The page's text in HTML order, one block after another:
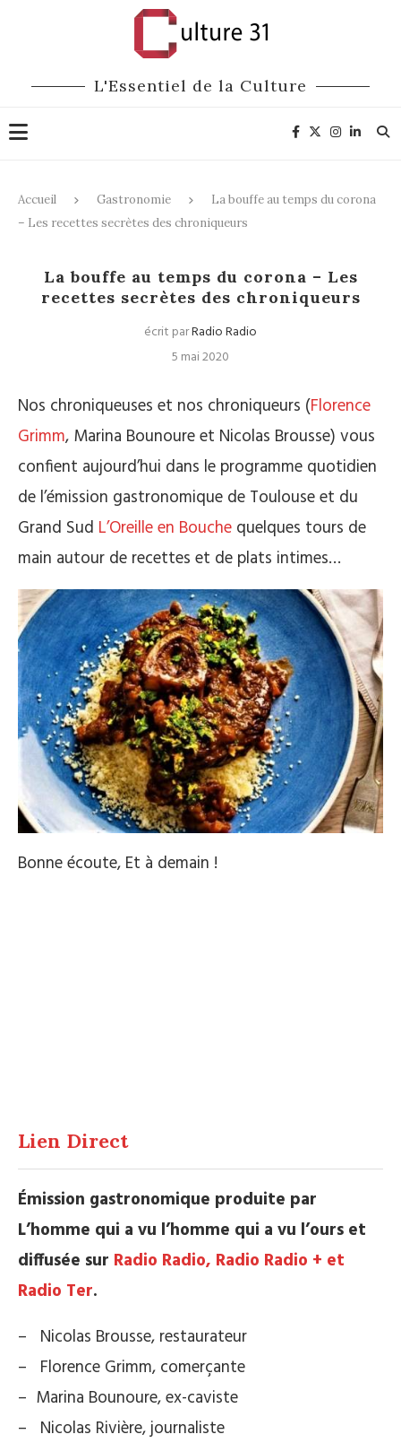
L'Essentiel de la Culture
Accueil Gastronomie
La bouffe au temps du corona
– Les recettes secrètes des chroniqueurs
La bouffe au temps du corona – Les
recettes secrètes des chroniqueurs
écrit parRadio Radio
5 mai 2020
Nos chroniqueuses et nos chroniqueurs (Florence
Grimm, Marina Bounoure et Nicolas Brousse) vous
confient aujourd’hui dans le programme quotidien
de l’émission gastronomique de Toulouse et du
Grand Sud L’Oreille en Bouche quelques tours de
main autour de recettes et de plats intimes…
Bonne écoute, Et à demain !
Lien Direct
Émission gastronomique produite par
L’homme qui a vu l’homme qui a vu l’ours et
diffusée sur Radio Radio, Radio Radio + et
Radio Ter.
– Nicolas Brousse, restaurateur
– Florence Grimm, comerçante
– Marina Bounoure, ex-caviste
– Nicolas Rivière, journaliste